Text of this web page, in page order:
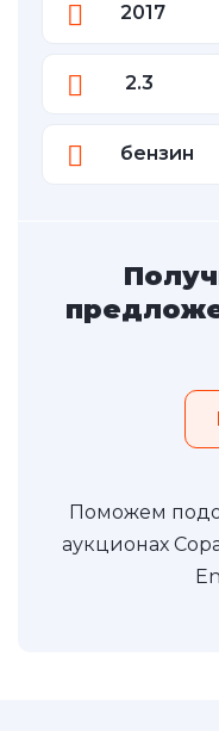
2017
2.3
бензин
Поможем
аукционах